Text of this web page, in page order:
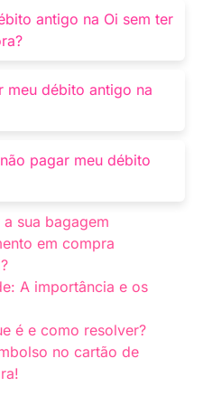
na Oi pelo CPF, o
descritos neste
acessar o site da
antigo na Oi sem ter
débito antigo na Oi
operadora. Para
meu débito antigo na
na Oi, o cliente deve
pela operadora,
na área do cliente ou
telefônico.
pagar meu débito
débito antigo na Oi,
o nome do cliente em
crédito, o que pode
e financiamentos
sua bagagem
em compra
A importância e os
é e como resolver?
no cartão de